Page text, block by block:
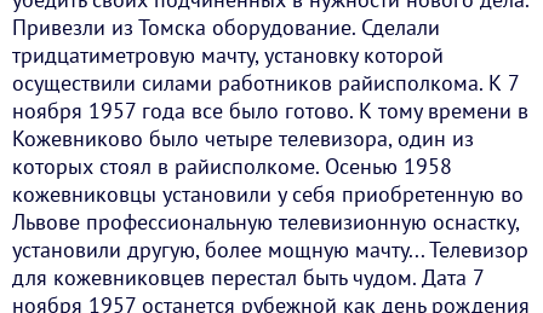
Привезли из Томска оборудование. Сделали
тридцатиметровую мачту, установку которой
осуществили силами работников райисполкома. К 7
ноября 1957 года все было готово. К тому времени в
Кожевниково было четыре телевизора, один из
которых стоял в райисполкоме. Осенью 1958
кожевниковцы установили у себя приобретенную во
Львове профессиональную телевизионную оснастку,
установили другую, более мощную мачту... Телевизор
для кожевниковцев перестал быть чудом. Дата 7
ноября 1957 останется рубежной как день рождения